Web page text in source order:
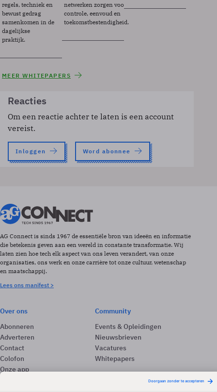
regels, techniek en
bewust gedrag
samenkomen in de
dagelijkse
praktijk.
netwerken zorgen voor
controle, eenvoud en
toekomstbestendigheid.
MEER WHITEPAPERS
Reacties
Om een reactie achter te laten is een account
vereist.
Inloggen Word abonnee
AG Connect is sinds 1967 de essentiële bron van ideeën en informatie
die betekenis geven aan een wereld in constante transformatie. Wij
laten zien hoe tech elk aspect van ons leven verandert, van onze
organisaties, ons werk en onze carrière tot onze cultuur, wetenschap
en maatschappij.
Lees ons manifest >
Over ons
Abonneren
Adverteren
Contact
Colofon
Onze app
Community
Events & Opleidingen
Nieuwsbrieven
Vacatures
Whitepapers